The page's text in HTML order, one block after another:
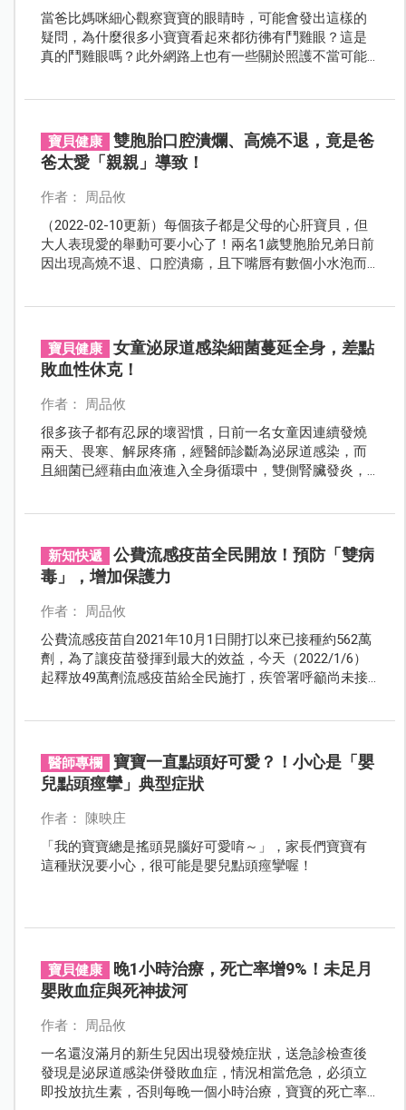
當爸比媽咪細心觀察寶寶的眼睛時，可能會發出這樣的
疑問，為什麼很多小寶寶看起來都彷彿有鬥雞眼？這是
真的鬥雞眼嗎？此外網路上也有一些關於照護不當可能
寶貝健康
雙胞胎口腔潰爛、高燒不退，竟是爸
爸太愛「親親」導致！
作者： 周品攸
（2022-02-10更新）每個孩子都是父母的心肝寶貝，但
大人表現愛的舉動可要小心了！兩名1歲雙胞胎兄弟日前
因出現高燒不退、口腔潰瘍，且下嘴唇有數個小水泡而
寶貝健康
女童泌尿道感染細菌蔓延全身，差點
敗血性休克！
作者： 周品攸
很多孩子都有忍尿的壞習慣，日前一名女童因連續發燒
兩天、畏寒、解尿疼痛，經醫師診斷為泌尿道感染，而
且細菌已經藉由血液進入全身循環中，雙側腎臟發炎，
新知快遞
公費流感疫苗全民開放！預防「雙病
毒」，增加保護力
作者： 周品攸
公費流感疫苗自2021年10月1日開打以來已接種約562萬
劑，為了讓疫苗發揮到最大的效益，今天（2022/1/6）
起釋放49萬劑流感疫苗給全民施打，疾管署呼籲尚未接
醫師專欄
寶寶一直點頭好可愛？！小心是「嬰
兒點頭痙攣」典型症狀
作者： 陳映庄
「我的寶寶總是搖頭晃腦好可愛唷～」，家長們寶寶有
這種狀況要小心，很可能是嬰兒點頭痙攣喔！
寶貝健康
晚1小時治療，死亡率增9%！未足月
嬰敗血症與死神拔河
作者： 周品攸
一名還沒滿月的新生兒因出現發燒症狀，送急診檢查後
發現是泌尿道感染併發敗血症，情況相當危急，必須立
即投放抗生素，否則每晚一個小時治療，寶寶的死亡率